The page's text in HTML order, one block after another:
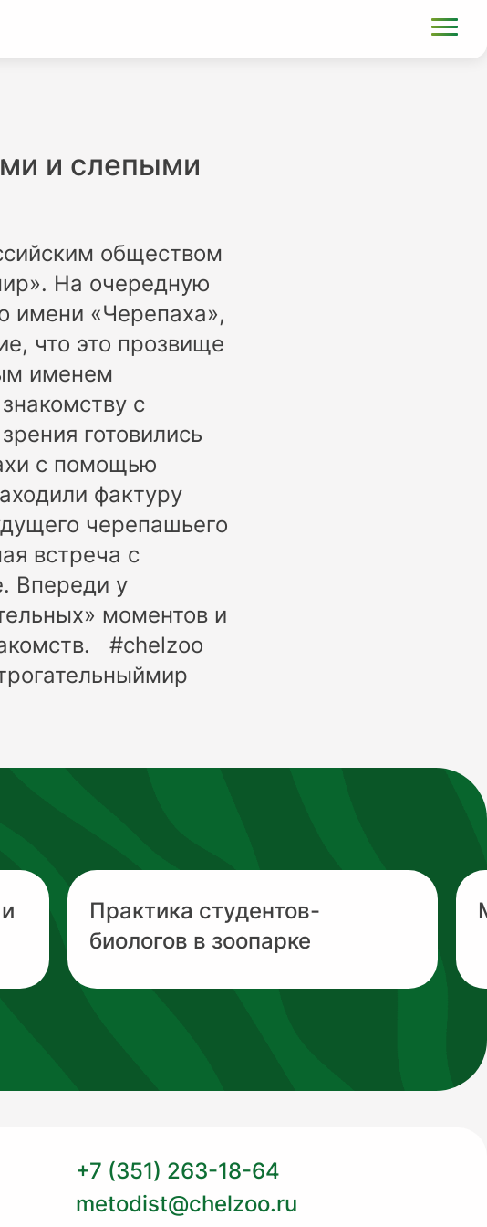
и слепыми
обществом
На очередную
имени «Черепаха»,
что это прозвище
именем
с
готовились
с помощью
фактуру
черепашьего
встреча с
Впереди у
моментов и
#chelzoo
Практика студентов-
биологов в зоопарке
+7 (351) 263-18-64
metodist@chelzoo.ru